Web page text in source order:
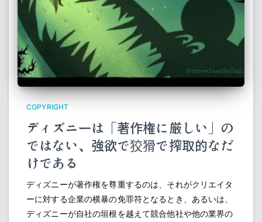
COPYRIGHT
ディズニーは「著作権に厳しい」の
ではない、強欲で狡猾で搾取的なだ
けである
ディズニーが著作権を尊重するのは、それがクリエイタ
ーに対する企業の横暴の免罪符となるとき、あるいは、
ディズニーが自社の垣根を越えて競合他社や他の業界の